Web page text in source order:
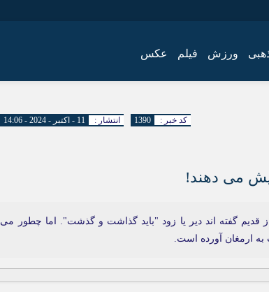
ورزش فیلم عکس
انتشار : 11 - اکتبر - 2024 - 14:06 کد خبر : 1390
می دهند!
گفته اند دیر یا زود "باید گذاشت و گذشت". اما چطور می
به ارمغان آورده است.